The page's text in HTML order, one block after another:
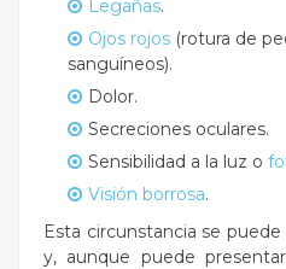
Legañas.
Ojos rojos (rotura de
sanguíneos).
Dolor.
Secreciones oculares.
Sensibilidad a la luz o
Visión borrosa.
Esta circunstancia se
y, aunque puede